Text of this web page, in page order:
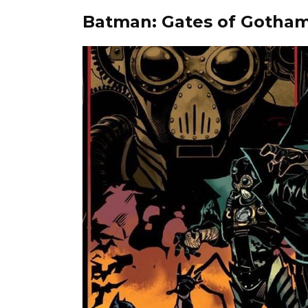
Batman: Gates of